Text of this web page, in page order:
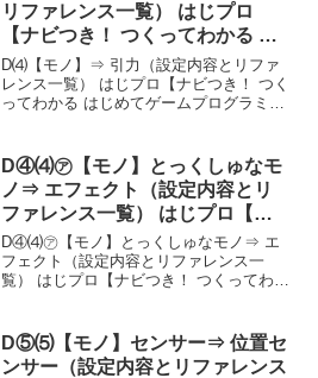
リファレンス一覧） はじプロ
【ナビつき！ つくってわかる は
じめてゲームプログラミング】
D⑷【モノ】⇒ 引力（設定内容とリファ
レンス一覧） はじプロ【ナビつき！ つく
ってわかる はじめてゲームプログラミン
D④⑷㋐【モノ】とっくしゅなモ
ノ⇒ エフェクト（設定内容とリ
ファレンス一覧） はじプロ【ナ
ビつき！ つくってわかる はじめ
てゲームプログラミング】
D④⑷㋐【モノ】とっくしゅなモノ⇒ エ
フェクト（設定内容とリファレンス一
覧） はじプロ【ナビつき！ つくってわか
D⑤⑸【モノ】センサー⇒ 位置セ
ンサー（設定内容とリファレンス